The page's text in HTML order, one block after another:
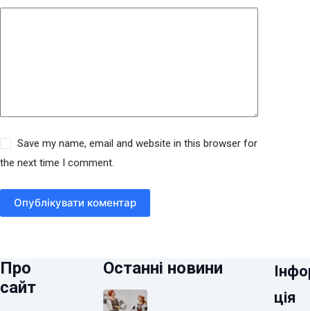
Save my name, email and website in this browser for
the next time I comment.
Опублікувати коментар
Про
сайт
Останні новини
ція